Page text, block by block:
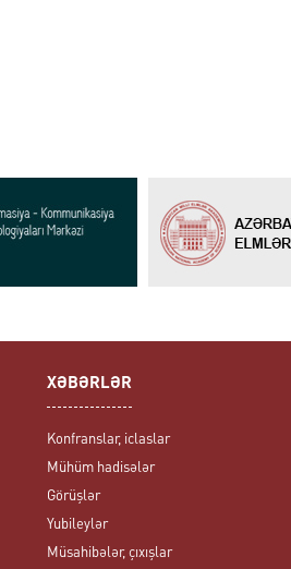
XƏBƏRLƏR
Konfranslar, iclaslar
Mühüm hadisələr
Görüşlər
Yubileylər
Müsahibələr, çıxışlar